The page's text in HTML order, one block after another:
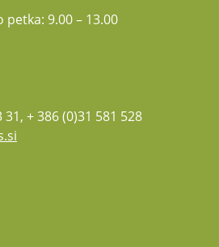
9.00 – 13.00
31, + 386 (0)31 581 528